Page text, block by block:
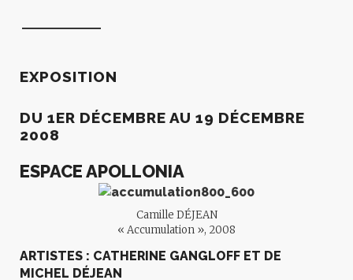
EXPOSITION
DU 1ER DÉCEMBRE AU 19 DÉCEMBRE
2008
ESPACE APOLLONIA
Camille DÉJEAN
« Accumulation », 2008
ARTISTES : CATHERINE GANGLOFF ET DE
MICHEL DÉJEAN